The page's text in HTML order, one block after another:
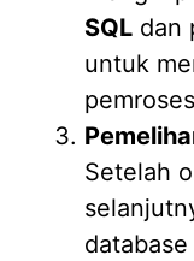
SQL dan
untuk
Setelah